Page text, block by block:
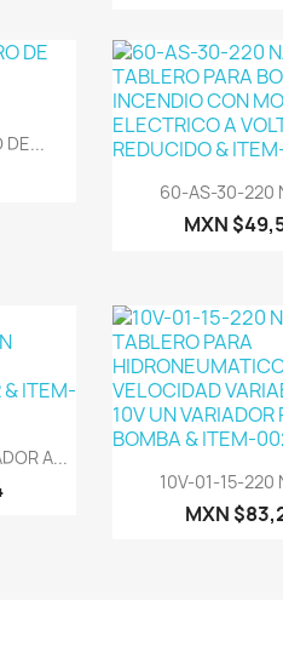
DE...
Vista
60-AS-30-220
MXN
A...
Vista
10V-01-15-220
MXN